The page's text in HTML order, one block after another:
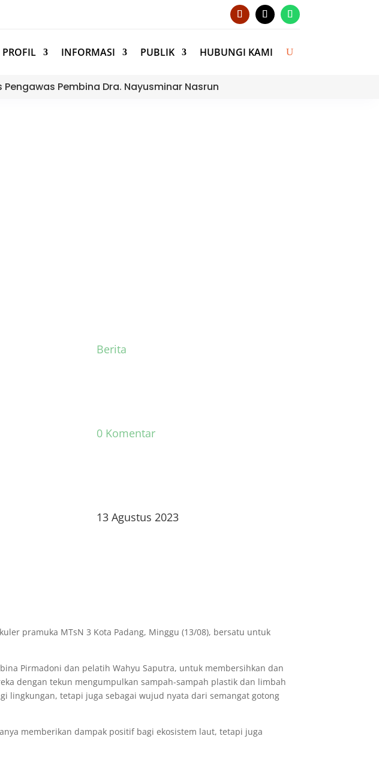
PROFIL INFORMASI PUBLIK HUBUNGI KAMI
Pembina Dra. Nayusminar Nasrun
Berita
0 Komentar
13 Agustus 2023
pramuka MTsN 3 Kota Padang, Minggu (13/08), bersatu untuk
Pirmadoni dan pelatih Wahyu Saputra, untuk membersihkan dan
dengan tekun mengumpulkan sampah-sampah plastik dan limbah
lingkungan, tetapi juga sebagai wujud nyata dari semangat gotong
memberikan dampak positif bagi ekosistem laut, tetapi juga